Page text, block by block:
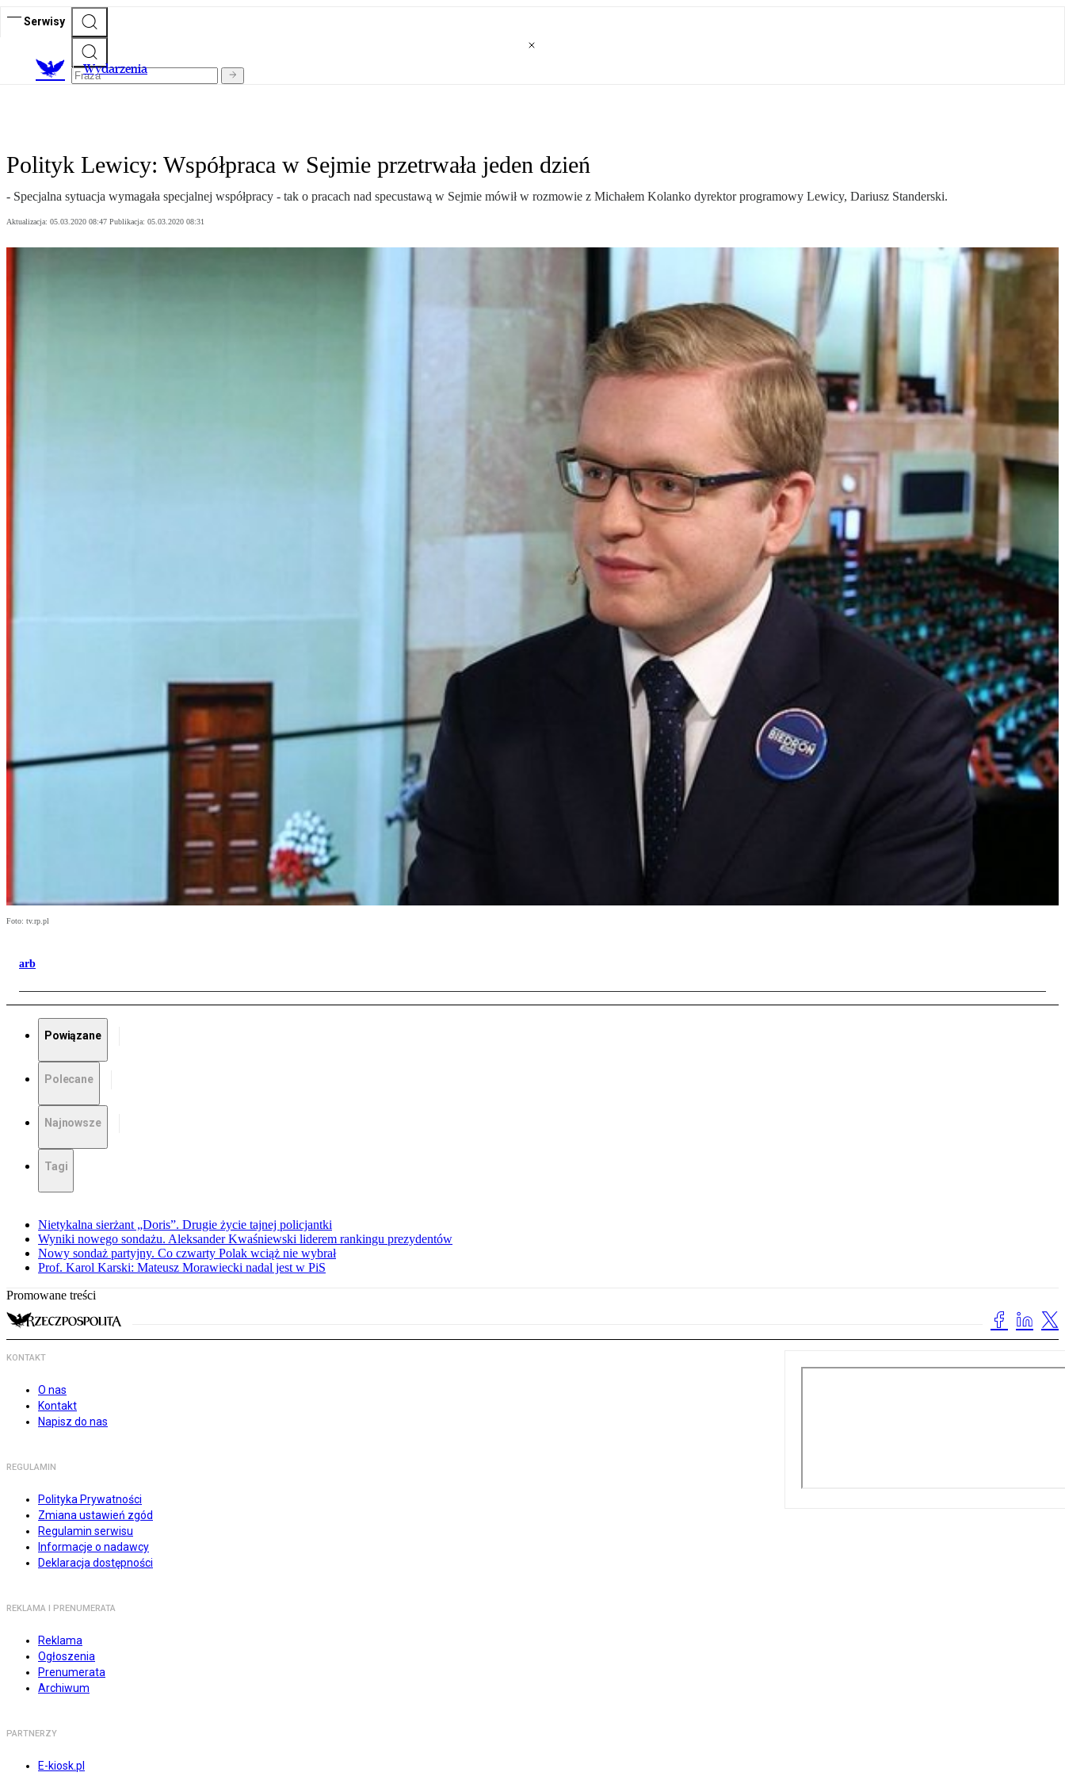
Serwisy
Wydarzenia
Polityk Lewicy: Współpraca w Sejmie przetrwała jeden dzień
- Specjalna sytuacja wymagała specjalnej współpracy - tak o pracach nad specustawą w Sejmie mówił w rozmowie z Michałem Kolanko dyrektor programowy Lewicy, Dariusz Standerski.
Aktualizacja: 05.03.2020 08:47 Publikacja: 05.03.2020 08:31
Foto: tv.rp.pl
arb
Powiązane
Polecane
Najnowsze
Tagi
Nietykalna sierżant „Doris”. Drugie życie tajnej policjantki
Wyniki nowego sondażu. Aleksander Kwaśniewski liderem rankingu prezydentów
Nowy sondaż partyjny. Co czwarty Polak wciąż nie wybrał
Prof. Karol Karski: Mateusz Morawiecki nadal jest w PiS
Promowane treści
KONTAKT
O nas
Kontakt
Napisz do nas
REGULAMIN
Polityka Prywatności
Zmiana ustawień zgód
Regulamin serwisu
Informacje o nadawcy
Deklaracja dostępności
REKLAMA I PRENUMERATA
Reklama
Ogłoszenia
Prenumerata
Archiwum
PARTNERZY
E-kiosk.pl